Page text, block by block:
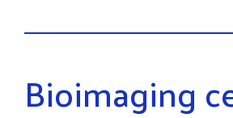
Bioimaging